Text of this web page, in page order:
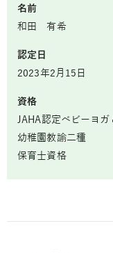
名前
和田 有希
認定日
2023年2月15日
資格
JAHA認定ベビーヨ
幼稚園教諭二種
保育士資格